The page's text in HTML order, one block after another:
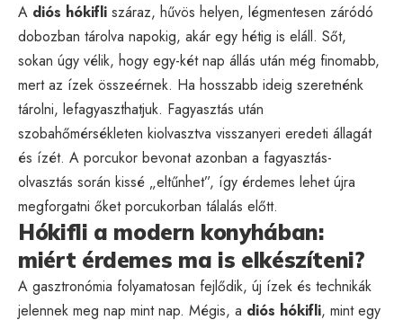
A diós hókifli száraz, hűvös helyen, légmentesen záródó
dobozban tárolva napokig, akár egy hétig is eláll. Sőt,
sokan úgy vélik, hogy egy-két nap állás után még finomabb,
mert az ízek összeérnek. Ha hosszabb ideig szeretnénk
tárolni, lefagyaszthatjuk. Fagyasztás után
szobahőmérsékleten kiolvasztva visszanyeri eredeti állagát
és ízét. A porcukor bevonat azonban a fagyasztás-
olvasztás során kissé „eltűnhet”, így érdemes lehet újra
megforgatni őket porcukorban tálalás előtt.
Hókifli a modern konyhában:
miért érdemes ma is elkészíteni?
A gasztronómia folyamatosan fejlődik, új ízek és technikák
jelennek meg nap mint nap. Mégis, a diós hókifli, mint egy